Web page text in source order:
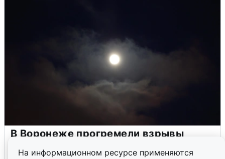
На информационном ресурсе применяются
В Воронеже прогремели взрывы